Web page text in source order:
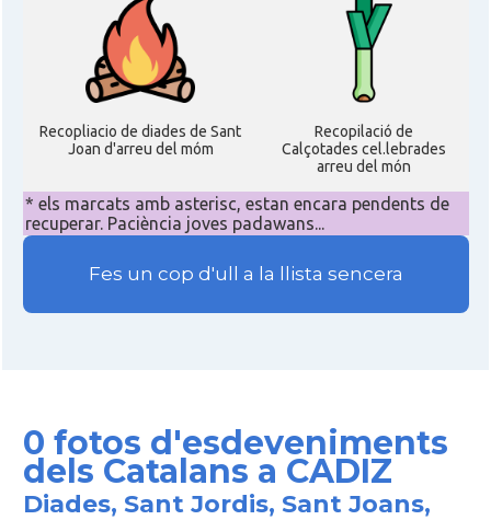
Recopliacio de diades de Sant
Joan d'arreu del móm
Recopilació de
Calçotades cel.lebrades
arreu del món
* els marcats amb asterisc, estan encara pendents de
recuperar. Paciència joves padawans...
Fes un cop d'ull a la llista sencera
0 fotos d'esdeveniments
dels Catalans a CADIZ
Diades, Sant Jordis, Sant Joans,